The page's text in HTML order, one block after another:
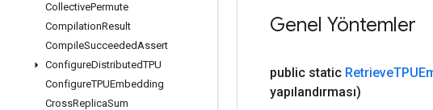
CollectivePermute
CompilationResult
CompileSucceededAssert
ConfigureDistributedTPU
ConfigureTPUEmbedding
CrossReplicaSum
Genel Yöntemler
public static Retrieve
yapılandırması)